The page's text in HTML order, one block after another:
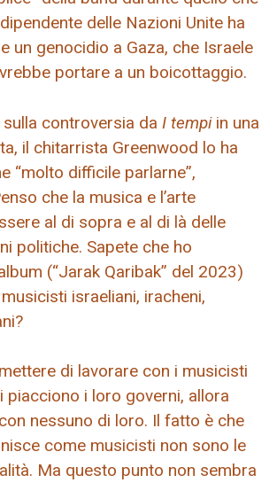
delle Nazioni Unite ha
un genocidio a Gaza, che Israele
portare a un boicottaggio.
controversia da I tempiin una
il chitarrista Greenwood lo ha
“molto difficile parlarne”,
che la musica e l’arte
al di sopra e al di là delle
politiche. Sapete che ho
(“Jarak Qaribak” del 2023)
israeliani, iracheni,
di lavorare con i musicisti
piacciono i loro governi, allora
nessuno di loro. Il fatto è che
come musicisti non sono le
Ma questo punto non sembra